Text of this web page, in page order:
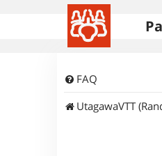
FAQ
UtagawaVTT